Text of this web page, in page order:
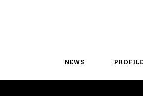
NEWS PROFILE